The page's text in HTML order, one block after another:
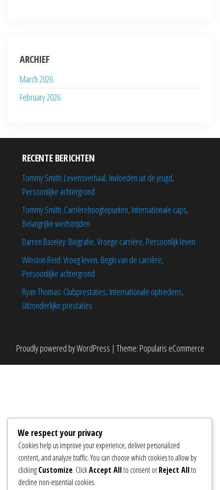
ARCHIEF
March 2026
February 2026
RECENTE BERICHTEN
Tommy Smith: Levensverhaal, Invloeden uit de jeugd,
Persoonlijke achtergrond
Tommy Smith: Carrièrehoogtepunten, Internationale caps,
Belangrijke wedstrijden
Darren Bazeley: Biografie, Vroege carrière, Persoonlijk leven
Winston Reid: Vroeg leven, Begin van de carrière,
Persoonlijke achtergrond
Ryan Thomas: Clubprestaties, Internationale optredens,
Uitzonderlijke prestaties
Proudly powered byWordPress | Theme: Popularis eCommerce
We respect your privacy
Cookies help us improve your experience, deliver personalized
content, and analyze traffic. You can choose which cookies to allow by
clickingCustomize. ClickAccept Allto consent orReject Allto
decline non-essential cookies.